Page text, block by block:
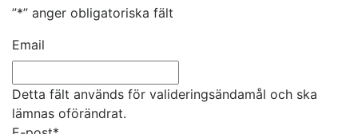
”*” anger obligatoriska fält
Email
Detta fält används för valideringsändamål och ska
lämnas oförändrat.